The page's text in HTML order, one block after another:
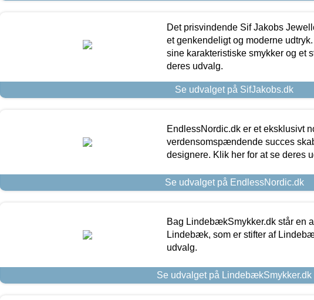
Det prisvindende Sif Jakobs
et genkendeligt og moderne
sine karakteristiske smykker og et
deres udvalg.
Se udvalget på SifJakobs.dk
EndlessNordic.dk er et eksklusivt
verdensomspændende succes
designere. Klik her for at se deres
Se udvalget på EndlessNordic.dk
Bag LindebækSmykker.dk står en
Lindebæk, som er stifter af
udvalg.
Se udvalget på LindebækSmykker.dk